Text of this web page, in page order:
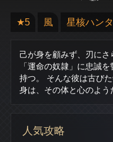
★5 風 星核ハン
己が身を顧みず、刃にさ
「運命の奴隷」に忠誠
持つ。 そんな彼は古び
身は、その体と心のよう
人気攻略